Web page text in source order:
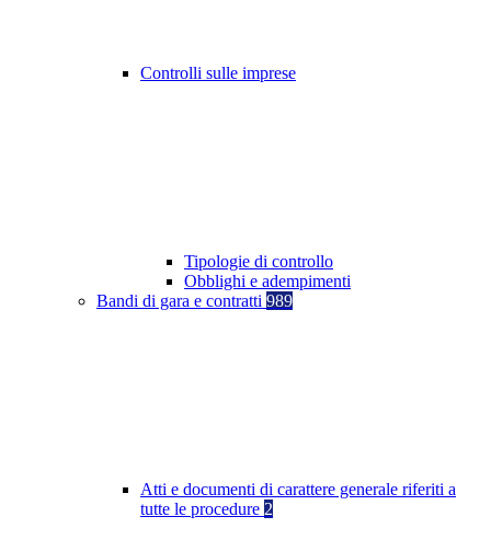
Controlli sulle imprese
Tipologie di controllo
Obblighi e adempimenti
Bandi di gara e contratti 989
Atti e documenti di carattere generale riferiti a
tutte le procedure 2